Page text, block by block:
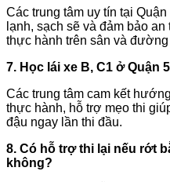
Các trung tâm uy tín tại
lạnh, sạch sẽ và đảm bảo
thực hành trên sân và
7. Học lái xe B, C1 ở Quận
Các trung tâm cam kết
thực hành, hỗ trợ mẹo thi
đậu ngay lần thi đầu.
8. Có hỗ trợ thi lại nếu rớt
không?